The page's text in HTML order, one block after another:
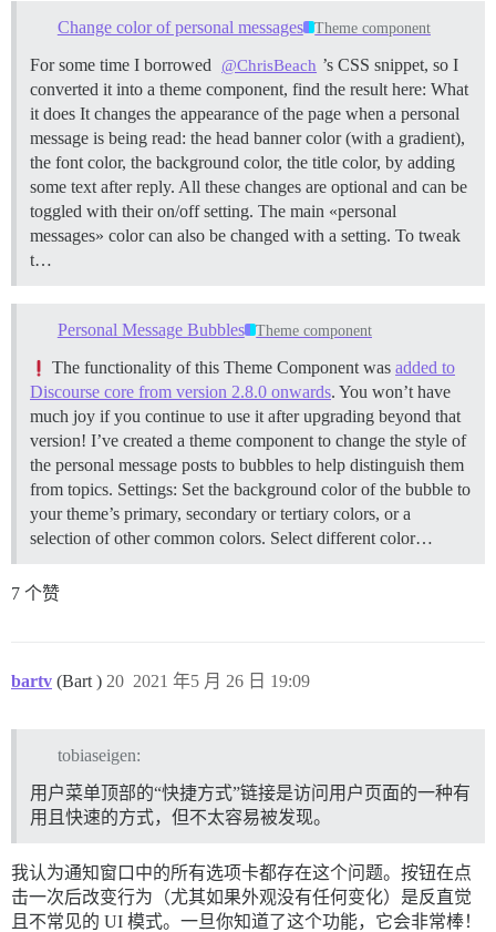
Change color of personal messages Theme component
For some time I borrowed @ChrisBeach ’s CSS snippet, so I
converted it into a theme component, find the result here: What
it does It changes the appearance of the page when a personal
message is being read: the head banner color (with a gradient),
the font color, the background color, the title color, by adding
some text after reply. All these changes are optional and can be
toggled with their on/off setting. The main «personal
messages» color can also be changed with a setting. To tweak
t…
Personal Message Bubbles Theme component
The functionality of this Theme Component was added to
Discourse core from version 2.8.0 onwards. You won’t have
much joy if you continue to use it after upgrading beyond that
version! I’ve created a theme component to change the style of
the personal message posts to bubbles to help distinguish them
from topics. Settings: Set the background color of the bubble to
your theme’s primary, secondary or tertiary colors, or a
selection of other common colors. Select different color…
7 个赞
bartv (Bart ) 2021 年5 月 26 日 19:09
20
tobiaseigen:
用户菜单顶部的“快捷方式”链接是访问用户页面的一种有
用且快速的方式，但不太容易被发现。
我认为通知窗口中的所有选项卡都存在这个问题。按钮在点
击一次后改变行为（尤其如果外观没有任何变化）是反直觉
且不常见的 UI 模式。一旦你知道了这个功能，它会非常棒！